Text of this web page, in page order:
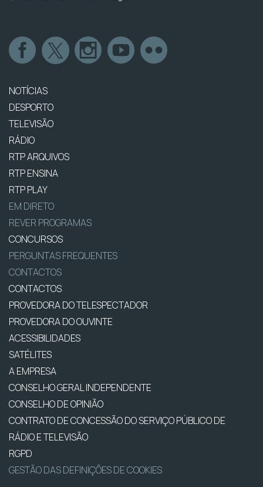
NOTÍCIAS
DESPORTO
TELEVISÃO
RÁDIO
RTP ARQUIVOS
RTP ENSINA
RTP PLAY
EM DIRETO
REVER PROGRAMAS
CONCURSOS
PERGUNTAS FREQUENTES
CONTACTOS
CONTACTOS
PROVEDORA DO TELESPECTADOR
PROVEDORA DO OUVINTE
ACESSIBILIDADES
SATÉLITES
A EMPRESA
CONSELHO GERAL INDEPENDENTE
CONSELHO DE OPINIÃO
CONTRATO DE CONCESSÃO DO SERVIÇO PÚBLICO DE
RÁDIO E TELEVISÃO
RGPD
GESTÃO DAS DEFINIÇÕES DE COOKIES